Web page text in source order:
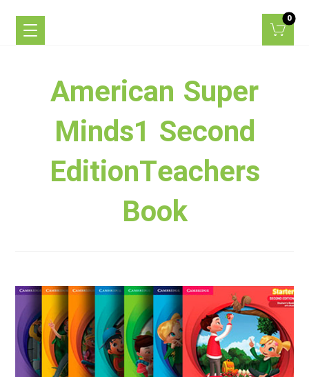
American Super
Minds1 Second
EditionTeachers
Book